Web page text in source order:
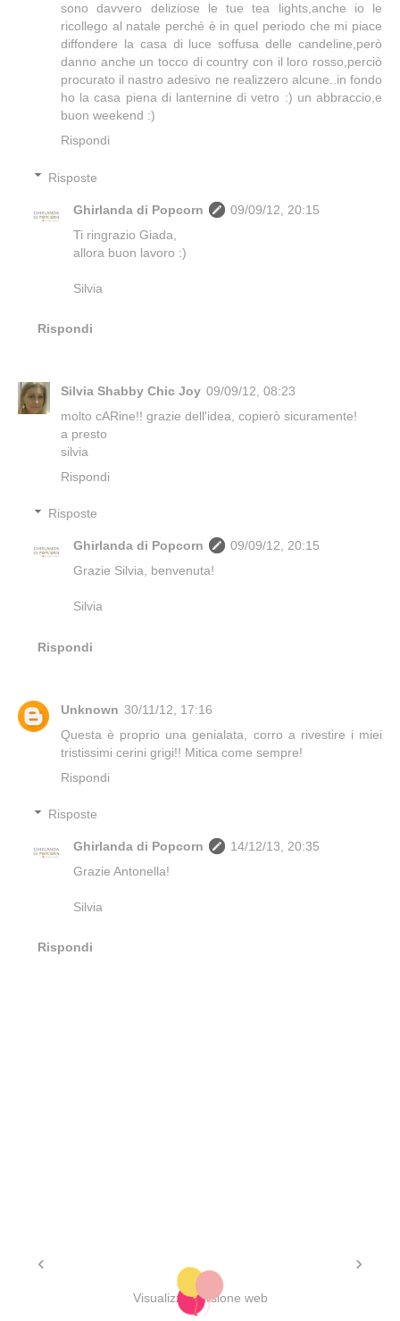
sono davvero deliziose le tue tea lights,anche io le
ricollego al natale perché è in quel periodo che mi piace
diffondere la casa di luce soffusa delle candeline,però
danno anche un tocco di country con il loro rosso,perciò
procurato il nastro adesivo ne realizzero alcune..in fondo
ho la casa piena di lanternine di vetro :) un abbraccio,e
buon weekend :)
Rispondi
Risposte
Ghirlanda di Popcorn
09/09/12, 20:15
Ti ringrazio Giada,
allora buon lavoro :)
Silvia
Rispondi
Silvia Shabby Chic Joy 09/09/12, 08:23
molto cARine!! grazie dell'idea, copierò sicuramente!
a presto
silvia
Rispondi
Risposte
Ghirlanda di Popcorn
09/09/12, 20:15
Grazie Silvia, benvenuta!
Silvia
Rispondi
Unknown 30/11/12, 17:16
Questa è proprio una genialata, corro a rivestire i miei
tristissimi cerini grigi!! Mitica come sempre!
Rispondi
Risposte
Ghirlanda di Popcorn
14/12/13, 20:35
Grazie Antonella!
Silvia
Rispondi
‹ ›
Visualizza versione web